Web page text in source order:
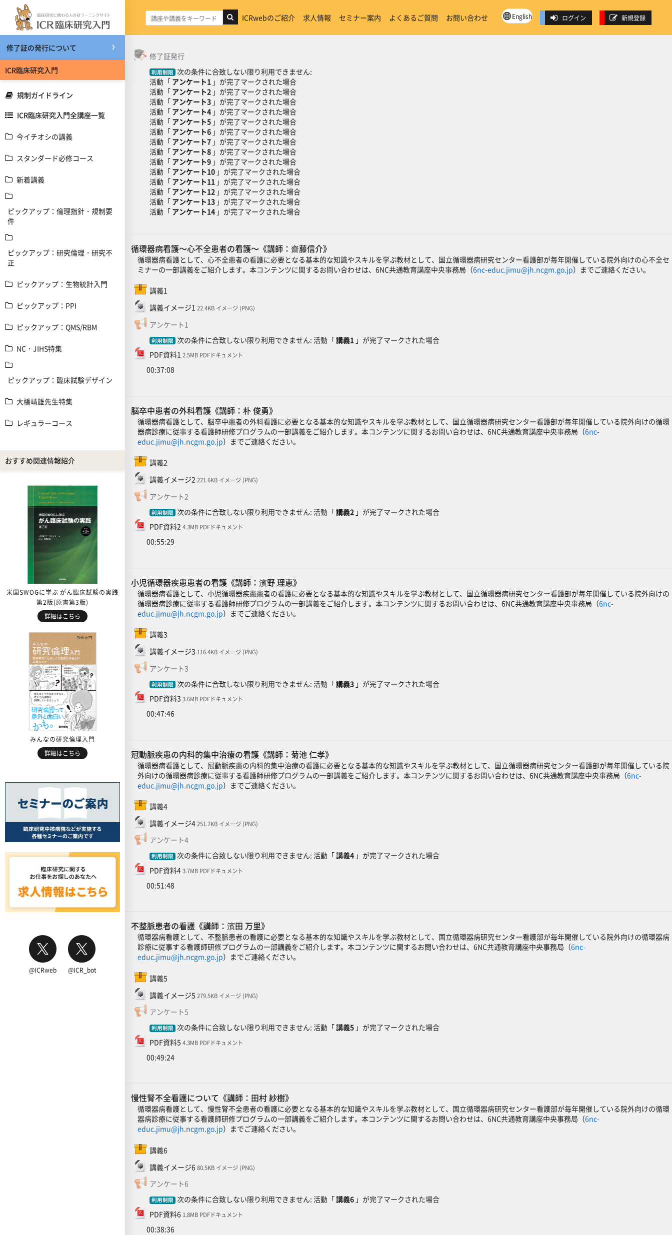
メインコンテンツへスキップする
修了証の発行について
ICR臨床研究入門
規制ガイドライン
ICR臨床研究入門全講座一覧
今イチオシの講義
スタンダード必修コース
新着講義
ピックアップ：倫理指針・規制要
件
ピックアップ：研究倫理・研究不
正
ピックアップ：生物統計入門
ピックアップ：PPI
ピックアップ：QMS/RBM
NC・JIHS特集
ピックアップ：臨床試験デザイン
大橋靖雄先生特集
レギュラーコース
おすすめ関連情報紹介
米国SWOGに学ぶ がん臨床試験の実践
第2版(原書第3版)
詳細はこちら
みんなの研究倫理入門
詳細はこちら
@ICRweb @ICR_bot
ICRwebのご紹介 求人情報 セミナー案内 よくあるご質問 お問い合わせ English ログイン 新規登録
トピックアウトライン
一般
修了証発行
利用制限 次の条件に合致しない限り利用できません:
活動「 アンケート1 」が完了マークされた場合
活動「 アンケート2 」が完了マークされた場合
活動「 アンケート3」が完了マークされた場合
活動「 アンケート4」が完了マークされた場合
活動「 アンケート5」が完了マークされた場合
活動「 アンケート6」が完了マークされた場合
活動「 アンケート7」が完了マークされた場合
活動「 アンケート8」が完了マークされた場合
活動「 アンケート9」が完了マークされた場合
活動「 アンケート10」が完了マークされた場合
活動「 アンケート11 」が完了マークされた場合
活動「 アンケート12 」が完了マークされた場合
活動「 アンケート13」が完了マークされた場合
活動「 アンケート14」が完了マークされた場合
循環器病看護～心不全患者の看護～《講師：齋藤信介》
循環器病看護として、心不全患者の看護に必要となる基本的な知識やスキルを学ぶ教材として、国立循環器病研究センター看護部が毎年開催している院外向けの心不全セ
ミナーの一部講義をご紹介します。本コンテンツに関するお問い合わせは、6NC共通教育講座中央事務局（6nc-educ.jimu@jh.ncgm.go.jp）までご連絡ください。
講義1
SCORMパッケージ
講義イメージ1ファイル22.4KB イメージ (PNG)
アンケート1
利用制限 次の条件に合致しない限り利用できません: 活動「講義1 」が完了マークされた場合
PDF資料1
ファイル2.5MB PDFドキュメント
00:37:08
脳卒中患者の外科看護《講師：朴 俊勇​​》
循環器病看護として、脳卒中患者の外科看護に必要となる基本的な知識やスキルを学ぶ教材として、国立循環器病研究センター看護部が毎年開催している院外向けの循環
器病診療に従事する看護師研修プログラムの一部講義をご紹介します。本コンテンツに関するお問い合わせは、6NC共通教育講座中央事務局（6nc-
educ.jimu@jh.ncgm.go.jp）までご連絡ください。
講義2
SCORMパッケージ
講義イメージ2ファイル221.6KB イメージ (PNG)
アンケート2フィードバック
利用制限 次の条件に合致しない限り利用できません: 活動「講義2 」が完了マークされた場合
PDF資料2
ファイル4.3MB PDFドキュメント
00:55:29
小児循環器疾患患者の看護《講師：濱野 理恵》
循環器病看護として、小児循環器疾患患者の看護に必要となる基本的な知識やスキルを学ぶ教材として、国立循環器病研究センター看護部が毎年開催している院外向けの
循環器病診療に従事する看護師研修プログラムの一部講義をご紹介します。本コンテンツに関するお問い合わせは、6NC共通教育講座中央事務局（6nc-
educ.jimu@jh.ncgm.go.jp）までご連絡ください。
講義3
SCORMパッケージ
講義イメージ3ファイル116.4KB イメージ (PNG)
アンケート3フィードバック
利用制限 次の条件に合致しない限り利用できません: 活動「講義3 」が完了マークされた場合
PDF資料3
ファイル3.6MB PDFドキュメント
00:47:46
冠動脈疾患の内科的集中治療の看護《講師：菊池 仁孝》
循環器病看護として、冠動脈疾患の内科的集中治療の看護に必要となる基本的な知識やスキルを学ぶ教材として、国立循環器病研究センター看護部が毎年開催している院
外向けの循環器病診療に従事する看護師研修プログラムの一部講義をご紹介します。本コンテンツに関するお問い合わせは、6NC共通教育講座中央事務局（6nc-
educ.jimu@jh.ncgm.go.jp）までご連絡ください。
講義4
SCORMパッケージ
講義イメージ4ファイル251.7KB イメージ (PNG)
アンケート4
利用制限 次の条件に合致しない限り利用できません: 活動「講義4 」が完了マークされた場合
PDF資料4
ファイル3.7MB PDFドキュメント
00:51:48
不整脈患者の看護《講師：濱田 万里​​》
循環器病看護として、不整脈患者の看護に必要となる基本的な知識やスキルを学ぶ教材として、国立循環器病研究センター看護部が毎年開催している院外向けの循環器病
診療に従事する看護師研修プログラムの一部講義をご紹介します。本コンテンツに関するお問い合わせは、6NC共通教育講座中央事務局（6nc-
educ.jimu@jh.ncgm.go.jp）までご連絡ください。
講義5
SCORMパッケージ
講義イメージ5ファイル279.5KB イメージ (PNG)
アンケート5フィードバック
利用制限 次の条件に合致しない限り利用できません: 活動「講義5 」が完了マークされた場合
PDF資料5
ファイル4.3MB PDFドキュメント
00:49:24
慢性腎不全看護について《講師：田村 紗樹》
循環器病看護として、慢性腎不全患者の看護に必要となる基本的な知識やスキルを学ぶ教材として、国立循環器病研究センター看護部が毎年開催している院外向けの循環
器病診療に従事する看護師研修プログラムの一部講義をご紹介します。本コンテンツに関するお問い合わせは、6NC共通教育講座中央事務局（6nc-
educ.jimu@jh.ncgm.go.jp）までご連絡ください。
講義6
SCORMパッケージ
講義イメージ6ファイル80.5KB イメージ (PNG)
アンケート6フィードバック
利用制限 次の条件に合致しない限り利用できません: 活動「講義6 」が完了マークされた場合
PDF資料6
ファイル1.8MB PDFドキュメント
00:38:36